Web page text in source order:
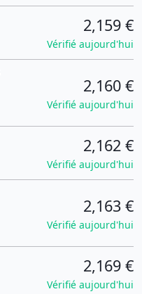
2,159 €
Vérifié aujourd'hui
2,160 €
Vérifié aujourd'hui
2,162 €
Vérifié aujourd'hui
2,163 €
Vérifié aujourd'hui
2,169 €
Vérifié aujourd'hui